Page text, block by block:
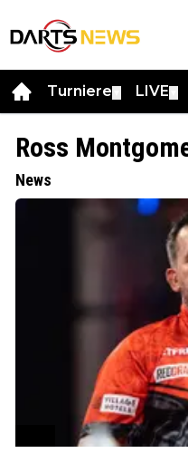
Turniere LIVE
Ross
News